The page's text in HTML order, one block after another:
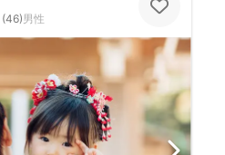
(46)男性